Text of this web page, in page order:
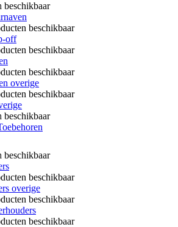
beschikbaar
beschikbaar
off
beschikbaar
beschikbaar
overige
beschikbaar
beschikbaar
beschikbaar
beschikbaar
overige
beschikbaar
beschikbaar